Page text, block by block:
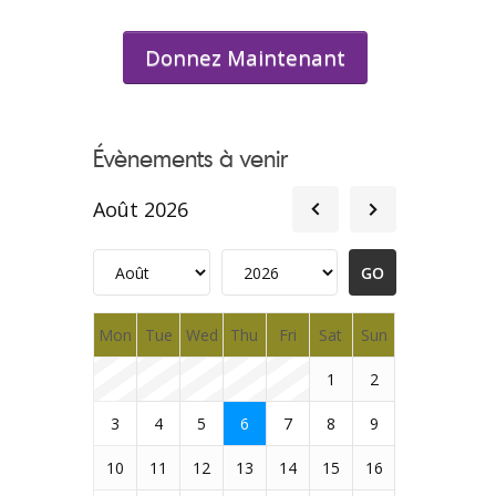
Donnez Maintenant
Évènements à venir
Août 2026
Mon Tue Wed Thu Fri Sat Sun
1 2
3 4 5 6 7 8 9
10 11 12 13 14 15 16